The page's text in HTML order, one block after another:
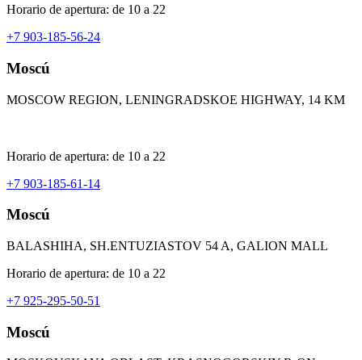
Horario de apertura: de 10 a 22
+7 903-185-56-24
Moscú
MOSCOW REGION, LENINGRADSKOE HIGHWAY, 14 KM
Horario de apertura: de 10 a 22
+7 903-185-61-14
Moscú
BALASHIHA, SH.ENTUZIASTOV 54 A, GALION MALL
Horario de apertura: de 10 a 22
+7 925-295-50-51
Moscú